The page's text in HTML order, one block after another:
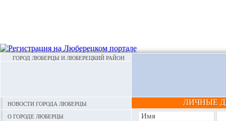
ГОРОД ЛЮБЕРЦЫ И ЛЮБЕРЕЦКИЙ РАЙОН
Новости города Люберцы
О городе Люберцы
ЛИЧНЫЕ